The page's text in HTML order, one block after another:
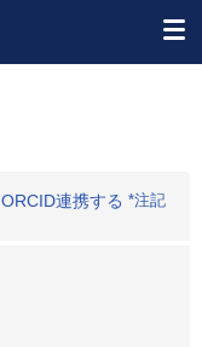
ORCID連携する *注記